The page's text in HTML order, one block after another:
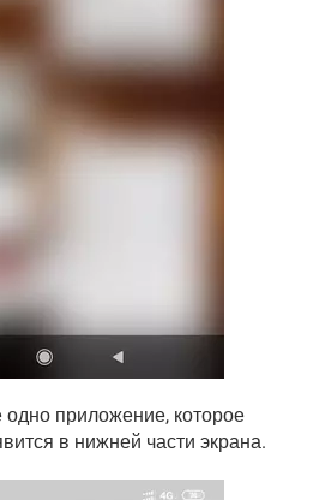
приложение, которое
в нижней части экрана.